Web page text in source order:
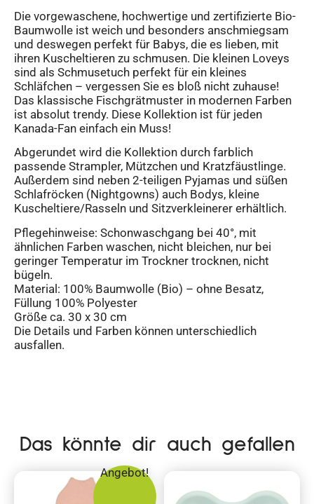
Die vorgewaschene, hochwertige und zertifizierte Bio-
Baumwolle ist weich und besonders anschmiegsam
und deswegen perfekt für Babys, die es lieben, mit
ihren Kuscheltieren zu schmusen. Die kleinen Loveys
sind als Schmusetuch perfekt für ein kleines
Schläfchen – vergessen Sie es bloß nicht zuhause!
Das klassische Fischgrätmuster in modernen Farben
ist absolut trendy. Diese Kollektion ist für jeden
Kanada-Fan einfach ein Muss!
Abgerundet wird die Kollektion durch farblich
passende Strampler, Mützchen und Kratzfäustlinge.
Außerdem sind neben 2-teiligen Pyjamas und süßen
Schlafröcken (Nightgowns) auch Bodys, kleine
Kuscheltiere/Rasseln und Sitzverkleinerer erhältlich.
Pflegehinweise: Schonwaschgang bei 40°, mit
ähnlichen Farben waschen, nicht bleichen, nur bei
geringer Temperatur im Trockner trocknen, nicht
bügeln.
Material: 100% Baumwolle (Bio) – ohne Besatz,
Füllung 100% Polyester
Größe ca. 30 x 30 cm
Die Details und Farben können unterschiedlich
ausfallen.
Das könnte dir auch gefallen
Angebot!